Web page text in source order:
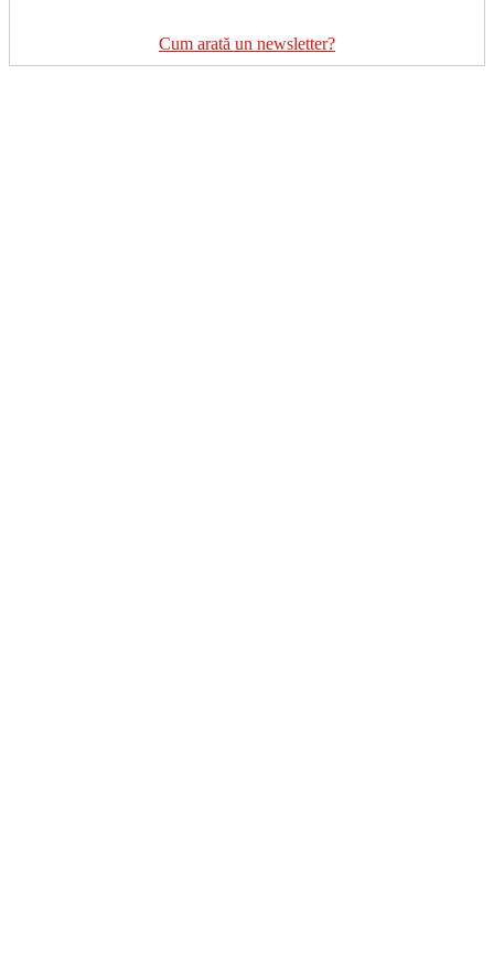
Cum arată un newsletter?